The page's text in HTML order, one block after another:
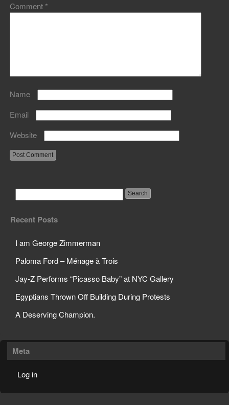
Comment *
Name
Email
Website
Recent Posts
I am George Zimmerman
Paloma Ford – Ménage à Trois
Jay-Z Performs “Picasso Baby” at NYC Gallery
Egyptians Thrown Off Building During Protests
A Deserving Champion.
Meta
Log in